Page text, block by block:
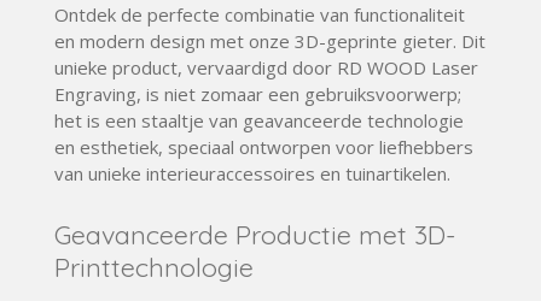
Ontdek de perfecte combinatie van functionaliteit
en modern design met onze 3D-geprinte gieter. Dit
unieke product, vervaardigd door RD WOOD Laser
Engraving, is niet zomaar een gebruiksvoorwerp;
het is een staaltje van geavanceerde technologie
en esthetiek, speciaal ontworpen voor liefhebbers
van unieke interieuraccessoires en tuinartikelen.
Geavanceerde Productie met 3D-
Printtechnologie